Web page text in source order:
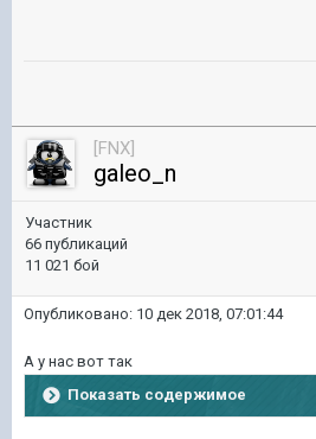
[FNX]
galeo_n
Участник
66 публикаций
11 021 бой
Опубликовано: 10 дек 2018, 07:01:44
А у нас вот так
Показать содержимое